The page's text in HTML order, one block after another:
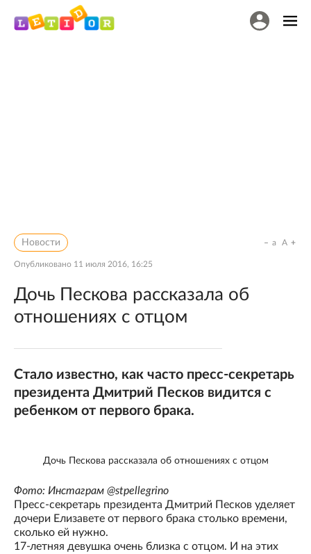
Новости
Опубликовано 11 июля 2016, 16:25
a A
Дочь Пескова рассказала об
отношениях с отцом
Стало известно, как часто пресс-секретарь
президента Дмитрий Песков видится с
ребенком от первого брака.
Дочь Пескова рассказала об отношениях с отцом
Фото: Инстаграм @stpellegrino
Пресс-секретарь президента Дмитрий Песков уделяет
дочери Елизавете от первого брака столько времени,
сколько ей нужно.
17-летняя девушка очень близка с отцом. И на этих